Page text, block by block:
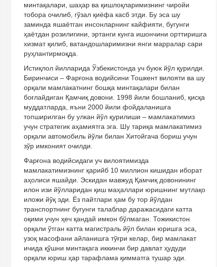
минтақалари, шаҳар ва қишлоқларимизнинг чиройи
тобора очилиб, гўзал қиёфа касб этди. Бу эса шу
заминда яшаётган инсонларнинг кайфияти, бугунги
ҳаётдан розилигини, эртанги кунга ишончини орттиришга
хизмат қилиб, ватандошларимизни янги марралар сари
руҳлантирмоқда.
Истиқлол йилларида Ўзбекистонда уч буюк йўл қурилди.
Биринчиси – Фарғона водийсини Тошкент вилояти ва шу
орқали мамлакатнинг бошқа минтақалари билан
боғлайдиган Қамчиқ довони. 1998 йили бошланиб, қисқа
муддатларда, яъни 2000 йили фойдаланишга
топширилган бу улкан йўл қурилиши – мамлакатимиз
учун стратегик аҳамиятга эга. Шу тариқа мамлакатимиз
орқали автомобиль йўли билан Хитойгача бориш учун
зўр имконият очилди.
Фарғона водийсидаги уч вилоятимизда
мамлакатимизнинг қарийб 10 миллион кишидан иборат
аҳолиси яшайди. Эскидан мавжуд Қамчиқ довонининг
илон изи йўлларидан қиш маҳаллари юришнинг мутлақо
иложи йўқ эди. Ёз пайт­лари ҳам бу тор йўлдан
транспортнинг бугунги талаблар даражасидаги катта
оқими учун ҳеч қандай имкон бўлмаган. Тожикистон
орқали ўтган катта магистраль йўл билан юришга эса,
узоқ масофани айланишга тўғри келар, бир мамлакат
ичида қўшни минтақага иккинчи бир давлат ҳудуди
орқали юриш ҳар тарафлама қимматга тушар эди.